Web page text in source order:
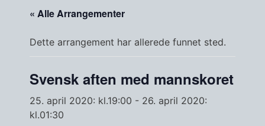
« Alle Arrangementer
Dette arrangement har allerede funnet sted.
Svensk aften med mannskoret
25. april 2020: kl.19:00 - 26. april 2020:
kl.01:30